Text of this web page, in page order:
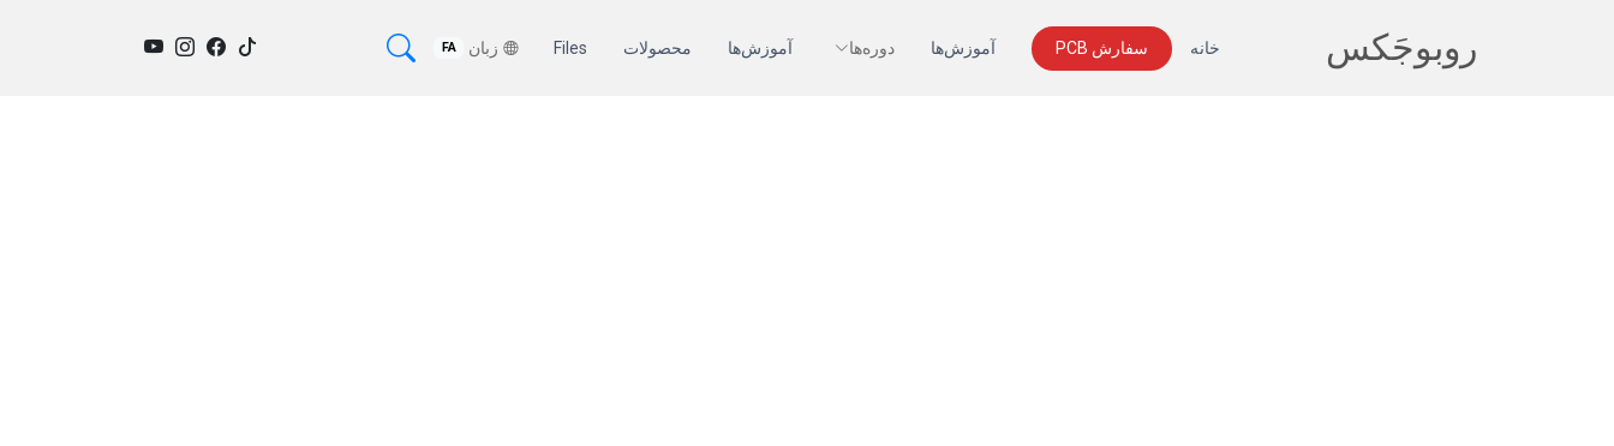
روبوجَکس خانه سفارش PCB آموزش‌ها دوره‌ها آموزش‌ها محصولات Files زبان FA